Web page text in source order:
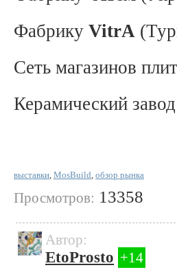
Фабрику VitrA
Сеть магазинов
Керамический завод
выставки MosBuild обзор рынка
Просмотров: 13358
Автор:
EtoProsto +14